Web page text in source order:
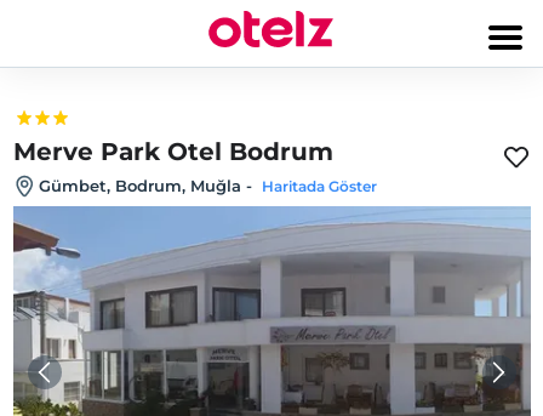
Merve Park Otel Bodrum
Gümbet, Bodrum, Muğla - Haritada Göster